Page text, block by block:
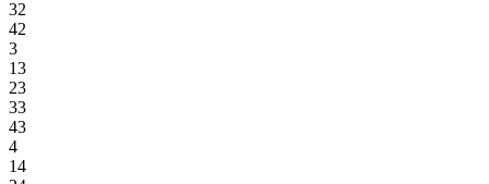
32
42
3
13
23
33
43
4
14